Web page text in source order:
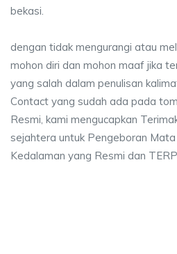
bekasi.
dengan tidak mengurangi atau
mohon diri dan mohon maaf jika
yang salah dalam penulisan
Contact yang sudah ada pada
Resmi, kami mengucapkan
sejahtera untuk Pengeboran
Kedalaman yang Resmi dan